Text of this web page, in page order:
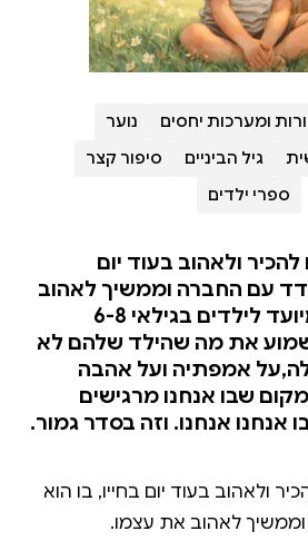
ומערכות יחסים
נוער
גיל הביניים
סיפור קצר
ספרי ילדים
ולאהוב בעוד יום
עם החברה וממשיך לאהוב
את עצמו. ספר המיועד לילדים בגילאי 6-8
את מה שהילד שלהם לא
אמפתיה ועל אהבה
שבו אנחנו מרגישים
אנחנו אנחנו. וזה בסדר גמור.
ולאהוב בעוד יום בחייו, בו הוא